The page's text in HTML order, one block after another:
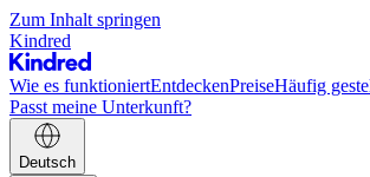
Zum Inhalt springen
Kindred
Wie es funktioniertEntdeckenPreiseHäufig
Passt meine Unterkunft?
Deutsch